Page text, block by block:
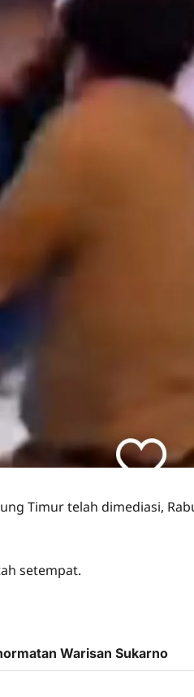
Timur telah dimediasi,
setempat.
Warisan Sukarno